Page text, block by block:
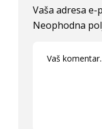
Vaša adresa
Neophodna